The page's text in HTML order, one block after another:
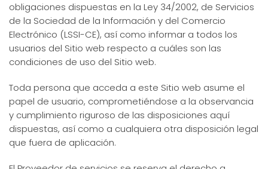
obligaciones dispuestas en la Ley 34/2002, de Servicios
de la Sociedad de la Información y del Comercio
Electrónico (LSSI-CE), así como informar a todos los
usuarios del Sitio web respecto a cuáles son las
condiciones de uso del Sitio web.
Toda persona que acceda a este Sitio web asume el
papel de usuario, comprometiéndose a la observancia
y cumplimiento riguroso de las disposiciones aquí
dispuestas, así como a cualquiera otra disposición legal
que fuera de aplicación.